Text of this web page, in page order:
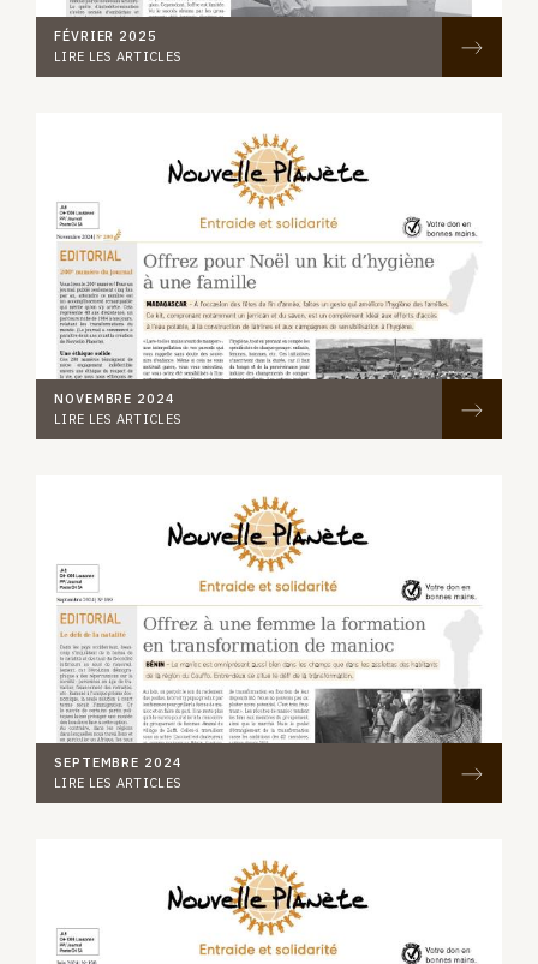
FÉVRIER 2025
LIRE LES ARTICLES
NOVEMBRE 2024
LIRE LES ARTICLES
SEPTEMBRE 2024
LIRE LES ARTICLES